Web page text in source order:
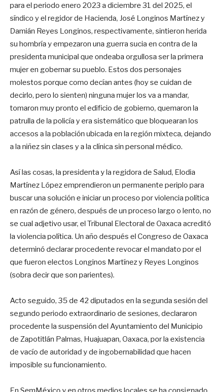
para el periodo enero 2023 a diciembre 31 del 2025, el
síndico y el regidor de Hacienda, José Longinos Martínez y
Damián Reyes Longinos, respectivamente, sintieron herida
su hombría y empezaron una guerra sucia en contra de la
presidenta municipal que ondeaba orgullosa ser la primera
mujer en gobernar su pueblo. Estos dos personajes
molestos porque como decían antes (hoy se cuidan de
decirlo, pero lo sienten) ninguna mujer los va a mandar,
tomaron muy pronto el edificio de gobierno, quemaron la
patrulla de la policía y era sistemático que bloquearan los
accesos a la población ubicada en la región mixteca, dejando
a la niñez sin clases y a la clínica sin personal médico.
Así las cosas, la presidenta y la regidora de Salud, Elodia
Martínez López emprendieron un permanente periplo para
buscar una solución e iniciar un proceso por violencia política
en razón de género, después de un proceso largo o lento, no
se cual adjetivo usar, el Tribunal Electoral de Oaxaca acreditó
la violencia política. Un año después el Congreso de Oaxaca
determinó declarar procedente revocar el mandato por el
que fueron electos Longinos Martínez y Reyes Longinos
(sobra decir que son parientes).
Acto seguido, 35 de 42 diputados en la segunda sesión del
segundo periodo extraordinario de sesiones, declararon
procedente la suspensión del Ayuntamiento del Municipio
de Zapotitlán Palmas, Huajuapan, Oaxaca, por la existencia
de vacío de autoridad y de ingobernabilidad que hacen
imposible su funcionamiento.